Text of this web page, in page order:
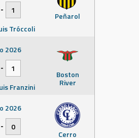
Peñarol
-
1
Tróccoli
Boston
River
2026
-
1
Franzini
Cerro
2026
-
0